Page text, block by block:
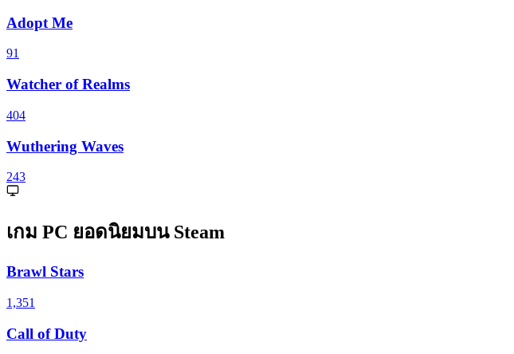
Adopt Me
91
Watcher of Realms
404
Wuthering Waves
243
เกม PC ยอดนิยมบน Steam
Brawl Stars
1,351
Call of Duty